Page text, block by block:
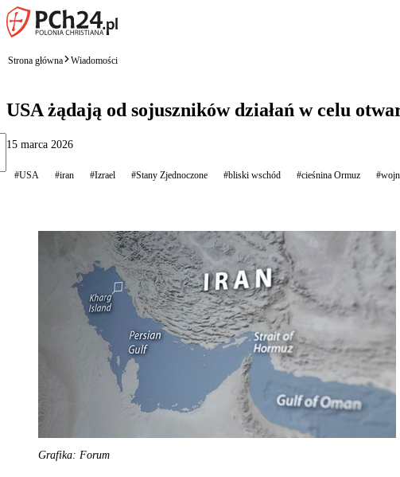
Strona główna Wiadomości
USA żądają od sojuszników działań w celu
15 marca 2026
#USA #iran #Izrael #Stany Zjednoczone #bliski wschód #cieśnina Ormuz
Grafika: Forum